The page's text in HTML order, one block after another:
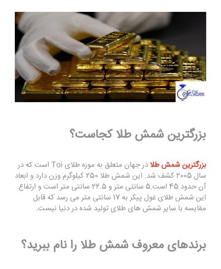
بزرگترین شمش طلا کجاست؟
بزرگترین شمش طلا
در جهان متعلق به موزه طلای Toi است که در
سال 2005 کشف شد. این شمش طلا 250 کیلوگرم وزن دارد و ابعاد
آن حدود 45 است.5 سانتی متر و 22.5 سانتی متر است و ارتفاع
این شمش طلای غول پیکر به 17 سانتی متر می رسد که قابل
مقایسه با سایر شمش های طلای تولید شده در دنیا نیست.
برندهای معروف شمش طلا را نام ببرید؟